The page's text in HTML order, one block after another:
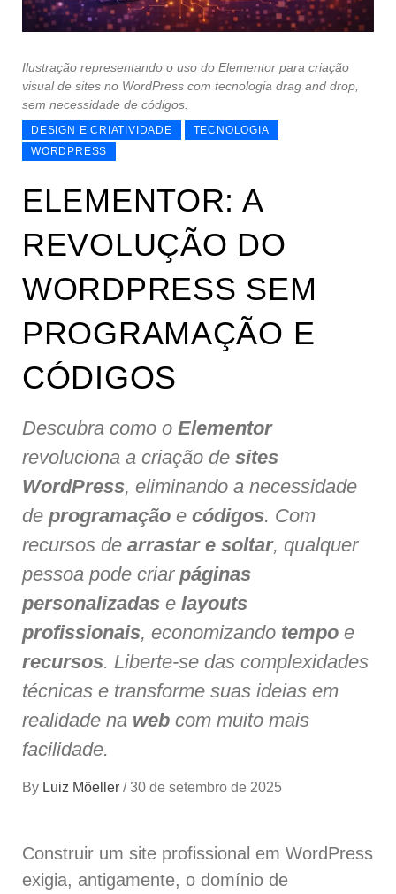
Ilustração representando o uso do Elementor para criação
visual de sites no WordPress com tecnologia drag and drop,
sem necessidade de códigos.
DESIGN E CRIATIVIDADE
TECNOLOGIA
WORDPRESS
ELEMENTOR: A
REVOLUÇÃO DO
WORDPRESS SEM
PROGRAMAÇÃO E
CÓDIGOS
Descubra como o Elementor
revoluciona a criação de sites
WordPress, eliminando a necessidade
de programação e códigos. Com
recursos de arrastar e soltar, qualquer
pessoa pode criar páginas
personalizadas e layouts
profissionais, economizando tempo e
recursos. Liberte-se das complexidades
técnicas e transforme suas ideias em
realidade na web com muito mais
facilidade.
By Luiz Möeller / 30 de setembro de 2025
Construir um site profissional em WordPress
exigia, antigamente, o domínio de